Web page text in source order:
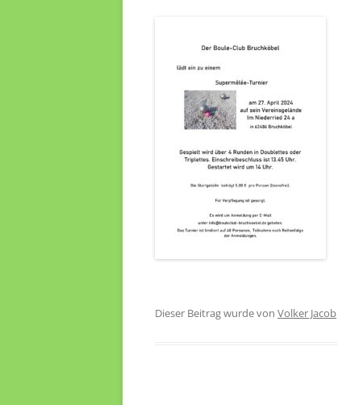
Dieser Beitrag wurdevon Volker Jacob